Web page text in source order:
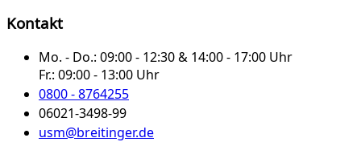
Kontakt
Mo. - Do.: 09:00 - 12:30 & 14:00 - 17:00 Uhr
Fr.: 09:00 - 13:00 Uhr
0800 - 8764255
06021-3498-99
usm@breitinger.de